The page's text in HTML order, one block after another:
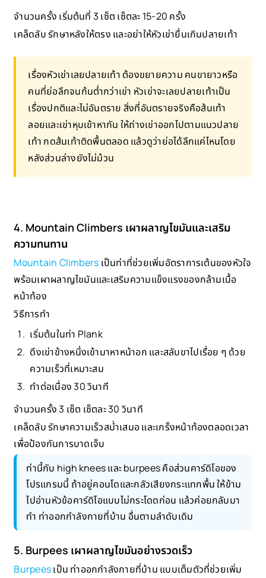
จำนวนครั้ง เริ่มต้นที่ 3 เซ็ต เซ็ตละ 15-20 ครั้ง
เคล็ดลับ รักษาหลังให้ตรง และอย่าให้หัวเข่ายื่นเกินปลายเท้า
เรื่องหัวเข่าเลยปลายเท้า ต้องขยายความ คนขายาวหรือ
คนที่ย่อลึกจนก้นต่ำกว่าเข่า หัวเข่าจะเลยปลายเท้าเป็น
เรื่องปกติและไม่อันตราย สิ่งที่อันตรายจริงคือส้นเท้า
ลอยและเข่าหุบเข้าหากัน ให้ถ่างเข่าออกไปตามแนวปลาย
เท้า กดส้นเท้าติดพื้นตลอด แล้วดูว่าย่อได้ลึกแค่ไหนโดย
หลังส่วนล่างยังไม่ม้วน
4. Mountain Climbers เผาผลาญไขมันและเสริม
ความทนทาน
Mountain Climbers เป็นท่าที่ช่วยเพิ่มอัตราการเต้นของหัวใจ
พร้อมเผาผลาญไขมันและเสริมความแข็งแรงของกล้ามเนื้อ
หน้าท้อง
วิธีการทำ
เริ่มต้นในท่า Plank
ดึงเข่าข้างหนึ่งเข้ามาหาหน้าอก และสลับขาไปเรื่อย ๆ ด้วย
ความเร็วที่เหมาะสม
ทำต่อเนื่อง 30 วินาที
จำนวนครั้ง 3 เซ็ต เซ็ตละ 30 วินาที
เคล็ดลับ รักษาความเร็วสม่ำเสมอ และเกร็งหน้าท้องตลอดเวลา
เพื่อป้องกันการบาดเจ็บ
ท่านี้กับ high knees และ burpees คือส่วนคาร์ดิโอของ
โปรแกรมนี้ ถ้าอยู่คอนโดและกลัวเสียงกระแทกพื้น ให้ข้าม
ไปอ่านหัวข้อคาร์ดิโอแบบไม่กระโดดก่อน แล้วค่อยกลับมา
ทำ ท่าออกกำลังกายที่บ้าน อื่นตามลำดับเดิม
5. Burpees เผาผลาญไขมันอย่างรวดเร็ว
Burpeesเป็น ท่าออกกำลังกายที่บ้าน แบบเต็มตัวที่ช่วยเพิ่ม